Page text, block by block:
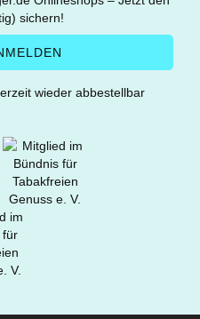
sichern!
wieder abbestellbar